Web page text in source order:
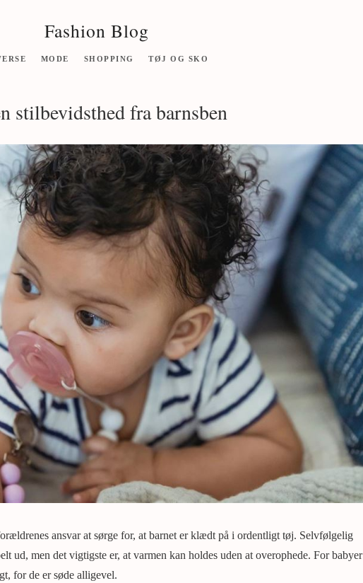
Fashion Blog
MODE SHOPPING TØJ OG SKO
stilbevidsthed fra barnsben
ansvar at sørge for, at barnet er klædt på i ordentligt tøj. Selvfølgelig
ud, men det vigtigste er, at varmen kan holdes uden at overophede. For babyer
for de er søde alligevel.